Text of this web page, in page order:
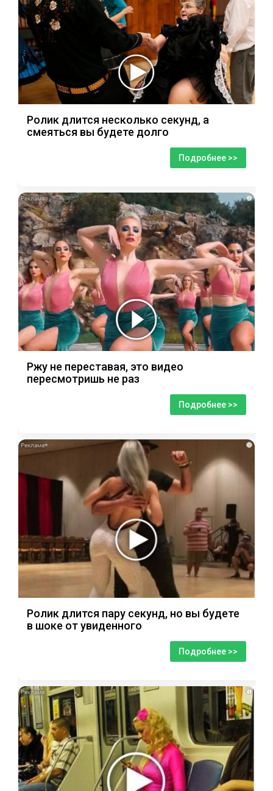
Ролик длится несколько секунд, а
смеяться вы будете долго
Подробнее >>
i
Ржу не переставая, это видео
пересмотришь не раз
Подробнее >>
i
Ролик длится пару секунд, но вы будете
в шоке от увиденного
Подробнее >>
i